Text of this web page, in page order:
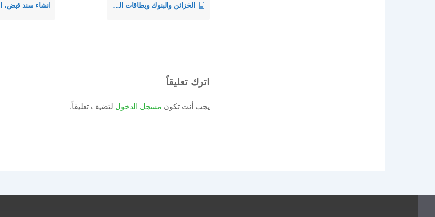
الخزائن والبنوك وبطاقات المدفوعات
اترك تعليقاً
يجب أنت تكون مسجل الدخول لتضيف تعليقاً.